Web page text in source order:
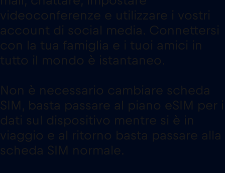
videoconferenze e utilizzare i vostri
account di social media. Connettersi
con la tua famiglia e i tuoi amici in
tutto il mondo è istantaneo.
Non è necessario cambiare scheda
SIM, basta passare al piano eSIM per i
dati sul dispositivo mentre si è in
viaggio e al ritorno basta passare alla
scheda SIM normale.